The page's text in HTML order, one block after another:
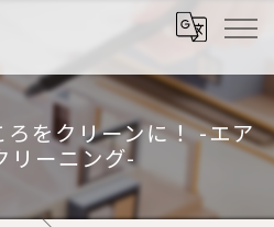
をクリーンに！ -エア
リーニング-